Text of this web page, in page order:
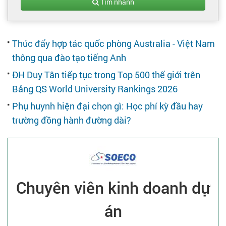
Nhà tuyển dụng
Thúc đẩy hợp tác quốc phòng Australia - Việt Nam
thông qua đào tạo tiếng Anh
ĐH Duy Tân tiếp tục trong Top 500 thế giới trên
Bảng QS World University Rankings 2026
Phụ huynh hiện đại chọn gì: Học phí kỳ đầu hay
trường đồng hành đường dài?
Chuyên viên kinh doanh dự
án